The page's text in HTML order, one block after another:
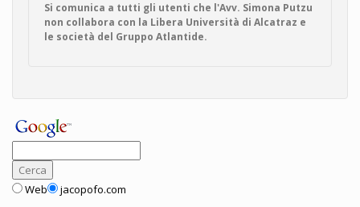
Si comunica a tutti gli utenti che l'Avv. Simona Putzu
non collabora con la Libera Università di Alcatraz e
le società del Gruppo Atlantide.
Web jacopofo.com